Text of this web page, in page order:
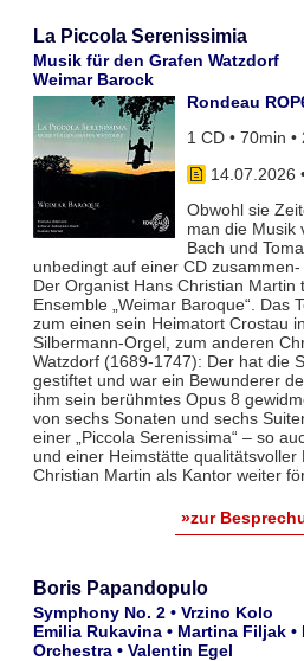
La Piccola Serenissimia
Musik für den Grafen Watzdorf
Weimar Barock
Rondeau
1 CD • 70min •
14.07.2026
Obwohl sie
man die Musik
Bach und
unbedingt auf einer CD zusammen-
Der Organist Hans Christian Martin
Ensemble „Weimar Baroque“. Das
zum einen sein Heimatort Crostau
Silbermann-Orgel, zum anderen
Watzdorf (1689-1747): Der hat die
gestiftet und war ein Bewunderer
ihm sein berühmtes Opus 8
von sechs Sonaten und sechs
einer „Piccola Serenissima“ – so
und einer Heimstätte
Christian Martin als Kantor weiter
»zur
Boris Papandopulo
Symphony No. 2 • Vrzino Kolo
Emilia Rukavina • Martina Filjak
Orchestra • Valentin Egel